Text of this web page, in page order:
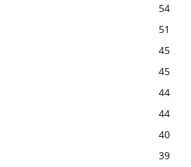
54
51
45
45
44
44
40
39